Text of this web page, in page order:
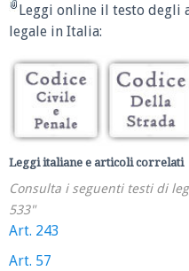
Leggi online il testo degli
legale in Italia:
Leggi italiane e articoli correlati
Consulta i seguenti testi di
533"
Art. 243
Art. 57